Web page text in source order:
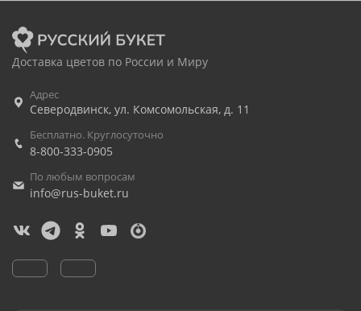
Доставка цветов по России и Миру
Адрес
Северодвинск, ул. Комсомольская, д. 11
Бесплатно. Круглосуточно
8-800-333-0905
По любым вопросам
info@rus-buket.ru